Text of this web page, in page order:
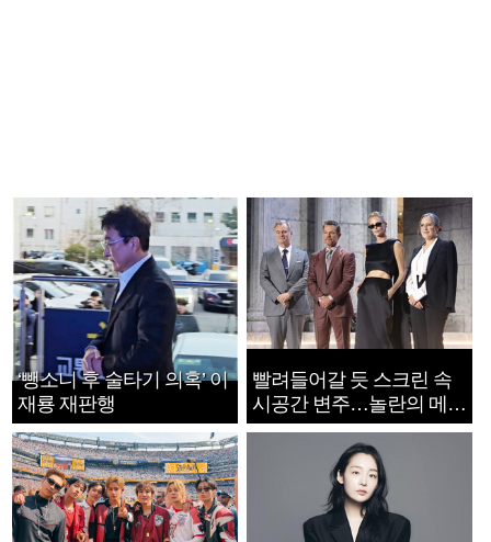
‘뺑소니 후 술타기 의혹’ 이
재룡 재판행
빨려들어갈 듯 스크린 속
시공간 변주…놀란의 메시
지는 ‘전쟁 속죄’